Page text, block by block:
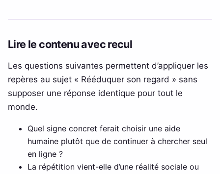
Lire le contenu avec recul
Les questions suivantes permettent d’appliquer les
repères au sujet « Rééduquer son regard » sans
supposer une réponse identique pour tout le
monde.
Quel signe concret ferait choisir une aide
humaine plutôt que de continuer à chercher seul
en ligne ?
La répétition vient-elle d’une réalité sociale ou